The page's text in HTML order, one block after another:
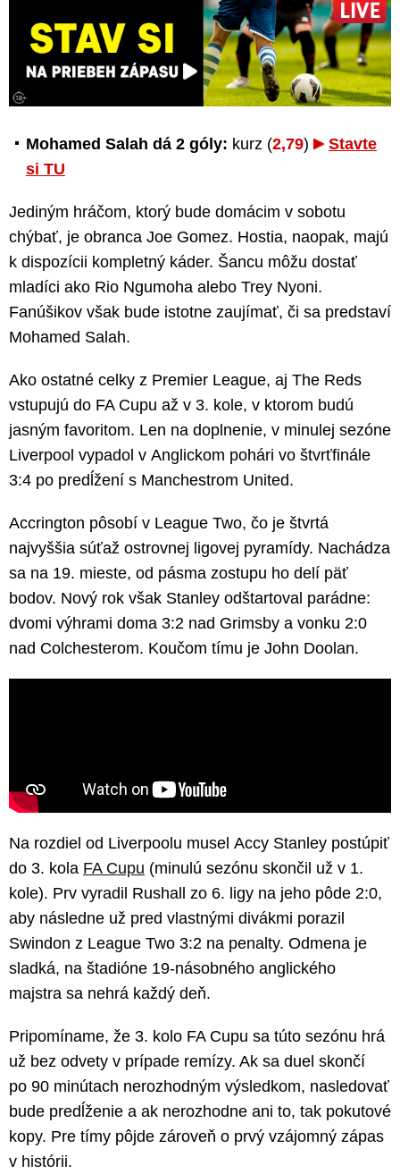
Mohamed Salah dá 2 góly: kurz (2,79)
Stavte
si TU
Jediným hráčom, ktorý bude domácim v sobotu
chýbať, je obranca Joe Gomez. Hostia, naopak, majú
k dispozícii kompletný káder. Šancu môžu dostať
mladíci ako Rio Ngumoha alebo Trey Nyoni.
Fanúšikov však bude istotne zaujímať, či sa predstaví
Mohamed Salah.
Ako ostatné celky z Premier League, aj The Reds
vstupujú do FA Cupu až v 3. kole, v ktorom budú
jasným favoritom. Len na doplnenie, v minulej sezóne
Liverpool vypadol v Anglickom pohári vo štvrťfinále
3:4 po predĺžení s Manchestrom United.
Accrington pôsobí v League Two, čo je štvrtá
najvyššia súťaž ostrovnej ligovej pyramídy. Nachádza
sa na 19. mieste, od pásma zostupu ho delí päť
bodov. Nový rok však Stanley odštartoval parádne:
dvomi výhrami doma 3:2 nad Grimsby a vonku 2:0
nad Colchesterom. Koučom tímu je John Doolan.
Na rozdiel od Liverpoolu musel Accy Stanley postúpiť
do 3. kola FA Cupu (minulú sezónu skončil už v 1.
kole). Prv vyradil Rushall zo 6. ligy na jeho pôde 2:0,
aby následne už pred vlastnými divákmi porazil
Swindon z League Two 3:2 na penalty. Odmena je
sladká, na štadióne 19-násobného anglického
majstra sa nehrá každý deň.
Pripomíname, že 3. kolo FA Cupu sa túto sezónu hrá
už bez odvety v prípade remízy. Ak sa duel skončí
po 90 minútach nerozhodným výsledkom, nasledovať
bude predĺženie a ak nerozhodne ani to, tak pokutové
kopy. Pre tímy pôjde zároveň o prvý vzájomný zápas
v histórii.